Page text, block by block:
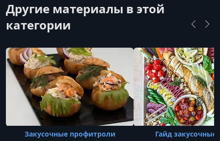
Другие материалы в этой
категории
Закусочные профитроли Гайд закусочные